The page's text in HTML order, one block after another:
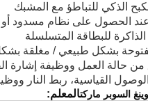
الذكي للتباطؤ مع المشبك
الحصول على نظام مسدود أو
للبطاقة المتسلسلة
بشكل طبيعي / مغلقة
من حالة العمل ووظيفة إشارة
القياسية، ربط النار
السوبر ماركتالمعلم: